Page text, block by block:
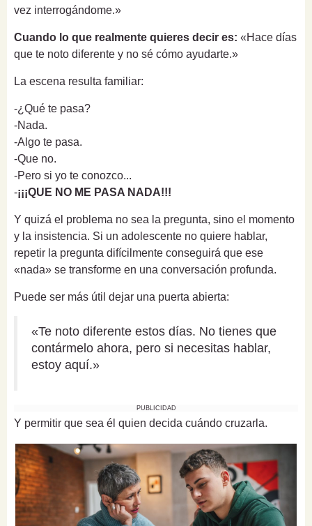
vez interrogándome.»
Cuando lo que realmente quieres decir es: «Hace días
que te noto diferente y no sé cómo ayudarte.»
La escena resulta familiar:
-¿Qué te pasa?
-Nada.
-Algo te pasa.
-Que no.
-Pero si yo te conozco...
-¡¡¡QUE NO ME PASA NADA!!!
Y quizá el problema no sea la pregunta, sino el momento
y la insistencia. Si un adolescente no quiere hablar,
repetir la pregunta difícilmente conseguirá que ese
«nada» se transforme en una conversación profunda.
Puede ser más útil dejar una puerta abierta:
«Te noto diferente estos días. No tienes que
contármelo ahora, pero si necesitas hablar,
estoy aquí.»
PUBLICIDAD
Y permitir que sea él quien decida cuándo cruzarla.